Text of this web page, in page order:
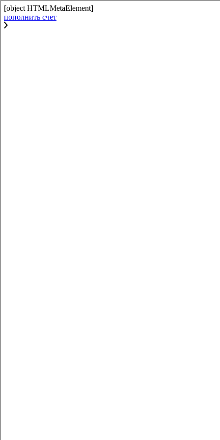
[object HTMLMetaElement]
пополнить счет